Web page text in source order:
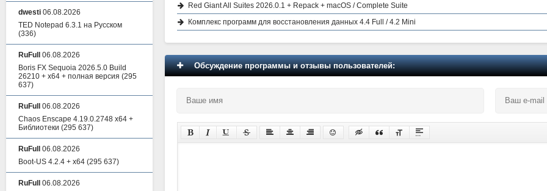
Red Giant All Suites 2026.0.1 + Repack + macOS / Complete Suite
Комплекс программ для восстановления данных 4.4 Full / 4.2 Mini
Обсуждение программы и отзывы пользователей:
dwesti 06.08.2026
TED Notepad 6.3.1 на Русском
(336)
RuFull
06.08.2026
Boris FX Sequoia 2026.5.0 Build
26210 + x64 + полная версия (295
637)
RuFull
06.08.2026
Chaos Enscape 4.19.0.2748 x64 +
Библиотеки (295 637)
RuFull
06.08.2026
Boot-US 4.2.4 + x64 (295 637)
RuFull
06.08.2026